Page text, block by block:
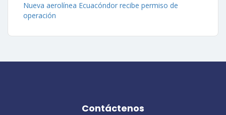
Nueva aerolínea Ecuacóndor recibe permiso de
operación
Contáctenos